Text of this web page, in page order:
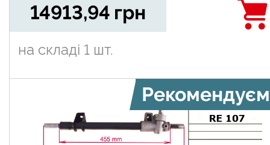
14913,94 грн
на складі 1 шт.